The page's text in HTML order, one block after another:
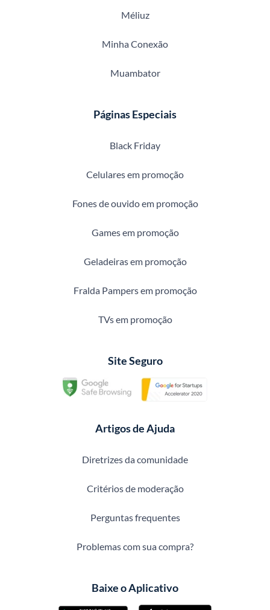
Méliuz
Minha Conexão
Muambator
Páginas Especiais
Black Friday
Celulares em promoção
Fones de ouvido em promoção
Games em promoção
Geladeiras em promoção
Fralda Pampers em promoção
TVs em promoção
Site Seguro
Artigos de Ajuda
Diretrizes da comunidade
Critérios de moderação
Perguntas frequentes
Problemas com sua compra?
Baixe o Aplicativo